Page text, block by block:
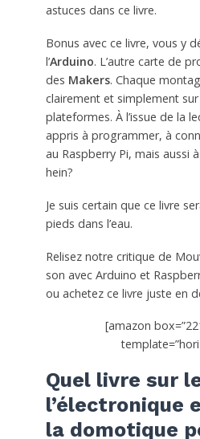
astuces dans ce livre.
Bonus avec ce livre, vous y
l’Arduino. L’autre carte de
des Makers. Chaque
clairement et simplement
plateformes. À l’issue de la
appris à programmer, à
au Raspberry Pi, mais aussi
hein?
Je suis certain que ce livre
pieds dans l’eau.
Relisez notre critique de
son avec Arduino et
ou achetez ce livre juste en
[amazon
Quel livre sur
l’électronique
la domotique